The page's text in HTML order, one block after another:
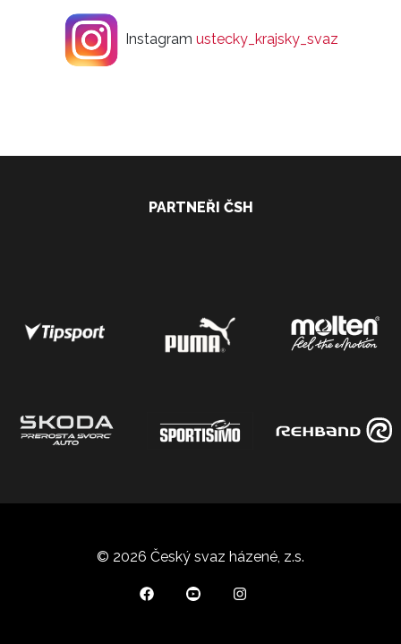
Instagram ustecky_krajsky_svaz
PARTNEŘI ČSH
© 2026 Český svaz házené, z.s.